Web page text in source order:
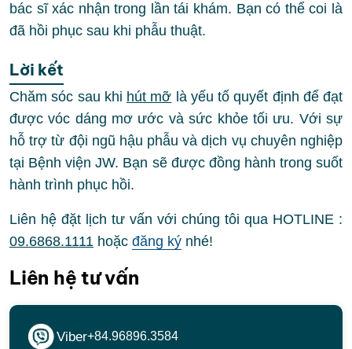
bác sĩ xác nhận trong lần tái khám. Bạn có thể coi là
đã hồi phục sau khi phẫu thuật.
Lời kết
Chăm sóc sau khi hút mỡ là yếu tố quyết định để đạt
được vóc dáng mơ ước và sức khỏe tối ưu. Với sự
hỗ trợ từ đội ngũ hậu phẫu và dịch vụ chuyên nghiệp
tại Bệnh viện JW. Bạn sẽ được đồng hành trong suốt
hành trình phục hồi.
Liên hệ đặt lịch tư vấn với chúng tôi qua HOTLINE :
09.6868.1111 hoặc đăng ký nhé!
Liên hệ tư vấn
Viber+84.96896.3584